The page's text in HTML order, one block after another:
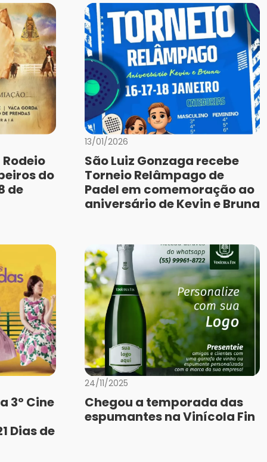
do
de
13/01/2026
São Luiz Gonzaga recebe
Torneio Relâmpago de
Padel em comemoração ao
aniversário de Kevin e Bruna
3º Cine
Dias de
24/11/2025
Chegou a temporada das
espumantes na Vinícola Fin